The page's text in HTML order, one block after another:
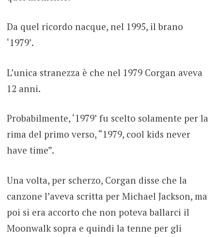
Da quel ricordo nacque, nel 1995, il brano
‘1979’.
L’unica stranezza è che nel 1979 Corgan aveva
12 anni.
Probabilmente, ‘1979’ fu scelto solamente per la
rima del primo verso, “1979, cool kids never
have time”.
Una volta, per scherzo, Corgan disse che la
canzone l’aveva scritta per Michael Jackson, ma
poi si era accorto che non poteva ballarci il
Moonwalk sopra e quindi la tenne per gli